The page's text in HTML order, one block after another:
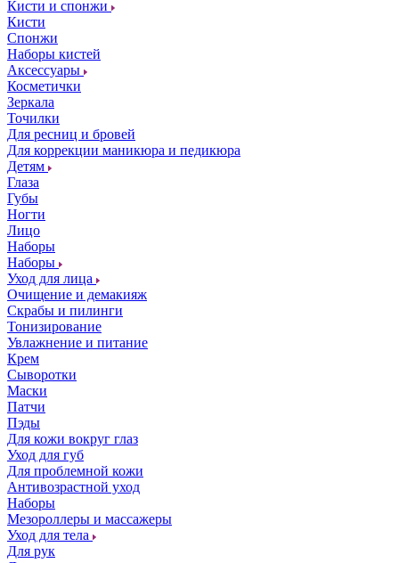
Кисти и спонжи
Кисти
Спонжи
Наборы кистей
Аксессуары
Косметички
Зеркала
Точилки
Для ресниц и бровей
Для коррекции маникюра и педикюра
Детям
Глаза
Губы
Ногти
Лицо
Наборы
Наборы
Уход для лица
Очищение и демакияж
Скрабы и пилинги
Тонизирование
Увлажнение и питание
Крем
Сыворотки
Маски
Патчи
Пэды
Для кожи вокруг глаз
Уход для губ
Для проблемной кожи
Антивозрастной уход
Наборы
Мезороллеры и массажеры
Уход для тела
Для рук